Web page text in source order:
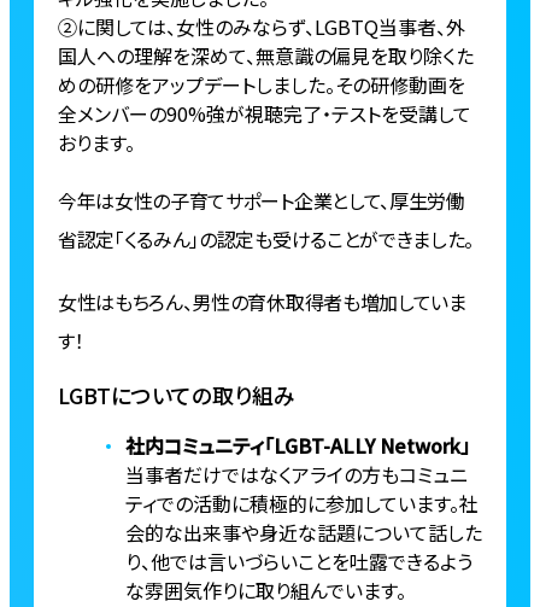
②に関しては、女性のみならず、LGBTQ当事者、外
国人への理解を深めて、無意識の偏見を取り除くた
めの研修をアップデートしました。その研修動画を
全メンバーの90%強が視聴完了・テストを受講して
おります。
今年は女性の子育てサポート企業として、厚生労働
省認定「くるみん」の認定も受けることができました。
女性はもちろん、男性の育休取得者も増加していま
す！
LGBTについての取り組み
社内コミュニティ「LGBT-ALLY Network」
当事者だけではなくアライの方もコミュニ
ティでの活動に積極的に参加しています。社
会的な出来事や身近な話題について話した
り、他では言いづらいことを吐露できるよう
な雰囲気作りに取り組んでいます。